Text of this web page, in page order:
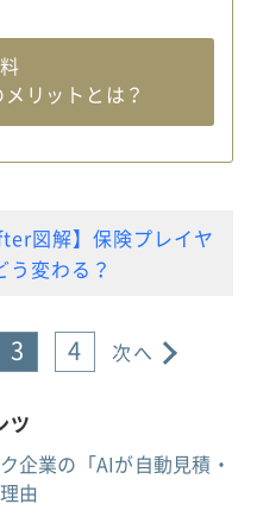
リットとは？
図解】保険プレイヤ
う変わる？
3 4 次へ
ツ
企業の「AIが自動見積・
由